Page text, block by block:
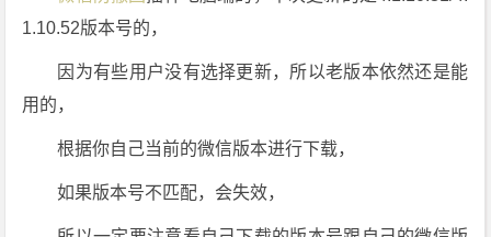
(P
端
消
开
1.10.52版本号的，
因为有些用户没有选择更新，所以老版本依然还是能
用的，
根据你自己当前的微信版本进行下载，
如果版本号不匹配，会失效，